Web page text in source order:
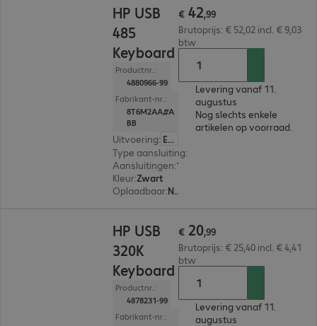
HP USB
485
Keyboard
Productnr.:
4880966-99
Fabrikant-nr.:
8T6M2AA#A
BB
Uitvoering: Europa (Engels)
Type aansluiting:
Aansluitingen:
Kleur:Zwart
Oplaadbaar: Nee
€ 42,99
Brutoprijs: € 52,02 incl. € 9,03
btw
Levering vanaf 11.
augustus
Nog slechts enkele
artikelen op voorraad.
HP USB
320K
Keyboard
Productnr.:
4878231-99
Fabrikant-nr.:
€ 20,99
Brutoprijs: € 25,40 incl. € 4,41
btw
Levering vanaf 11.
augustus